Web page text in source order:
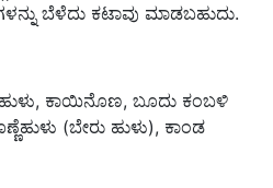
ಬೆಳೆದು ಕಟಾವು ಮಾಡಬಹುದು.
ಕಾಯಿನೊಣ, ಬೂದು ಕಂಬಳಿ
(ಬೇರು ಹುಳು), ಕಾಂಡ